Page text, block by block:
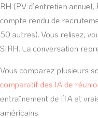
RH (PV d’entretien
compte rendu de
50 autres). Vous relisez,
SIRH. La conversation
Vous comparez plusieurs
comparatif des IA de
entraînement de l’IA et
américains.